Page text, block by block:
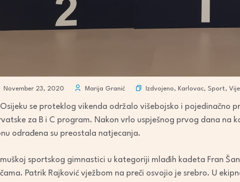
November 23, 2020 Marija Granić Izdvojeno, Karlovac, Sport,
Osijeku se proteklog vikenda održalo višebojsko i pojedinačno
za B i C program. Nakon vrlo uspješnog prvog dana na
odrađena su preostala natjecanja.
sportskog gimnastici u kategoriji mlađih kadeta Fran
Patrik Rajković vježbom na preči osvojio je srebro. U